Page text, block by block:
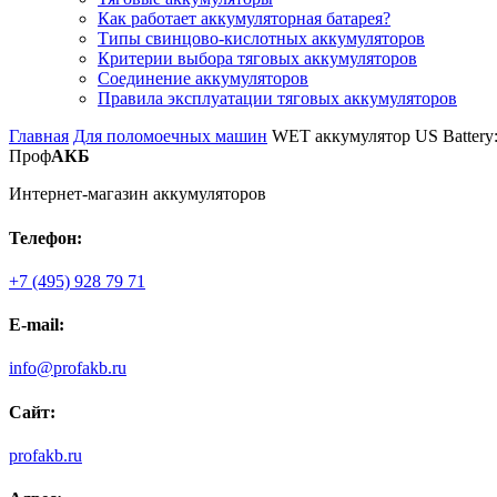
Как работает аккумуляторная батарея?
Типы свинцово-кислотных аккумуляторов
Критерии выбора тяговых аккумуляторов
Соединение аккумуляторов
Правила эксплуатации тяговых аккумуляторов
Главная Для поломоечных машин WET аккумулятор US
ПрофАКБ
Интернет-магазин аккумуляторов
Телефон:
+7 (495) 928 79 71
E-mail:
info@profakb.ru
Сайт:
profakb.ru